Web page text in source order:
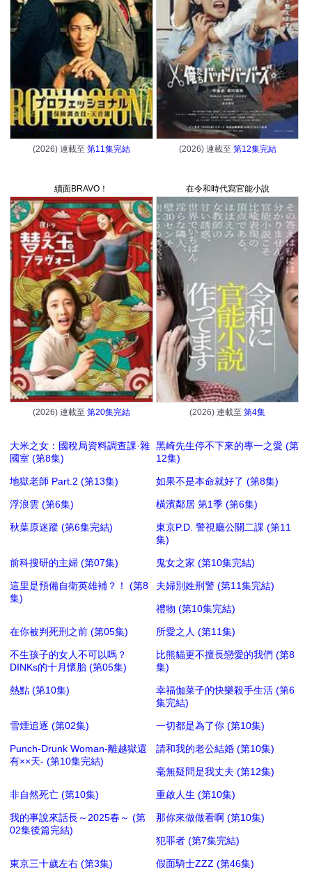
(2026) 連載至 第11集完結 (2026) 連載至 第12集完結
續面BRAVO！
(2026) 連載至 第20集完結
在令和時代寫官能小說
(2026) 連載至第4集
大米之女：國稅局資料調查課·雜
國室 (第8集)
黑崎先生停不下來的專一之愛 (第
12集)
地獄老師 Part.2 (第13集) 如果不是本命就好了 (第8集)
浮浪雲 (第6集) 橫濱鄰居 第1季 (第6集)
秋葉原迷蹤 (第6集完結)
東京P.D. 警視廳公關二課 (第11
集)
前科搜研的主婦 (第07集) 鬼女之家 (第10集完結)
這里是預備自衛英雄補？！ (第8
集)
夫婦別姓刑警 (第11集完結)
禮物 (第10集完結)
在你被判死刑之前 (第05集) 所愛之人 (第11集)
不生孩子的女人不可以嗎？
DINKs的十月懷胎 (第05集)
比熊貓更不擅長戀愛的我們 (第8
集)
熱點 (第10集)
幸福伽菜子的快樂殺手生活 (第6
集完結)
雪煙追逐 (第02集) 一切都是為了你 (第10集)
Punch-Drunk Woman-離越獄還
有××天- (第10集完結)
請和我的老公結婚 (第10集)
毫無疑問是我丈夫 (第12集)
非自然死亡 (第10集) 重啟人生 (第10集)
我的事說來話長～2025春～ (第
02集後篇完結)
那你來做做看啊 (第10集)
犯罪者 (第7集完結)
東京三十歲左右 (第3集) 假面騎士ZZZ (第46集)